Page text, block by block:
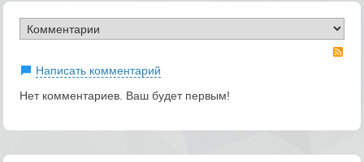
Написать комментарий
Нет комментариев. Ваш будет первым!